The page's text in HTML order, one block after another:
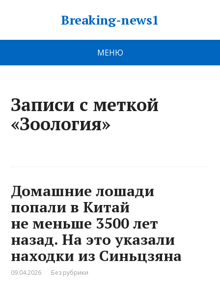
Breaking-news1
МЕНЮ
Записи с меткой
«Зоология»
Домашние лошади
попали в Китай
не меньше 3500 лет
назад. На это указали
находки из Синьцзяна
09.04.2026 Без рубрики